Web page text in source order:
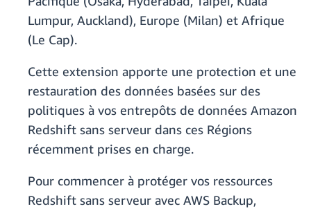
Lumpur, Auckland), Europe (Milan) et Afrique
(Le Cap).
Cette extension apporte une protection et une
restauration des données basées sur des
politiques à vos entrepôts de données Amazon
Redshift sans serveur dans ces Régions
récemment prises en charge.
Pour commencer à protéger vos ressources
Redshift sans serveur avec AWS Backup,